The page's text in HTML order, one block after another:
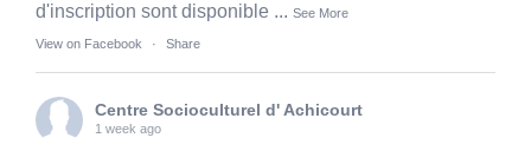
d'inscription sont disponible ... See More
View on Facebook · Share
Centre Socioculturel d' Achicourt
1 week ago